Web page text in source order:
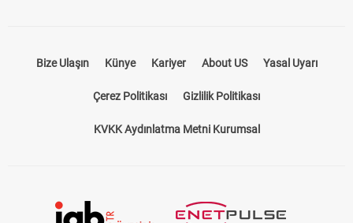
Bize Ulaşın Künye Kariyer About US Yasal Uyarı
Çerez Politikası Gizlilik Politikası
KVKK Aydınlatma Metni Kurumsal